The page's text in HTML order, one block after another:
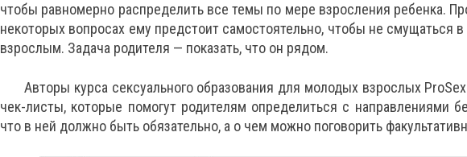
чтобы равномерно распределить все темы по мере взросления ребенка.
некоторых вопросах ему предстоит самостоятельно, чтобы не смущаться в
взрослым. Задача родителя — показать, что он рядом.
Авторы курса сексуального образования для молодых взрослых
чек-листы, которые помогут родителям определиться с направлениями
что в ней должно быть обязательно, а о чем можно поговорить